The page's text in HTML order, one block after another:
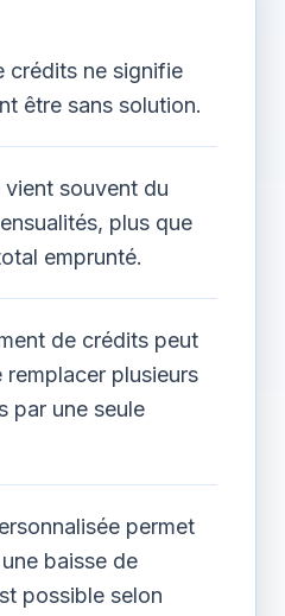
crédits ne signifie
être sans solution.
vient souvent du
plus que
emprunté.
de crédits peut
remplacer plusieurs
par une seule
permet
baisse de
possible selon